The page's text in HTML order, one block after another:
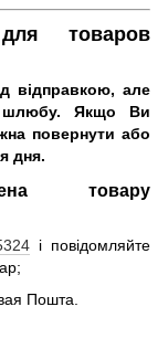
товаров
відправкою, але
шлюбу.Якщо Ви
повернути або
дня.
товару
і повідомляйте
Пошта.